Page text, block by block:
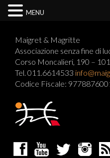
Maigret & Magritte
Associazione senza fine di
Corso Moncalieri, 190 –
Tel. 011.6614533
Codice Fiscale:
MENU